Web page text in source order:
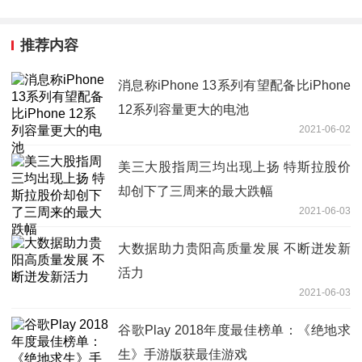
推荐内容
消息称iPhone 13系列有望配备比iPhone
12系列容量更大的电池
2021-06-02
美三大股指周三均出现上扬 特斯拉股价
却创下了三周来的最大跌幅
2021-06-03
大数据助力贵阳高质量发展 不断迸发新
活力
2021-06-03
谷歌Play 2018年度最佳榜单：《绝地求
生》手游版获最佳游戏